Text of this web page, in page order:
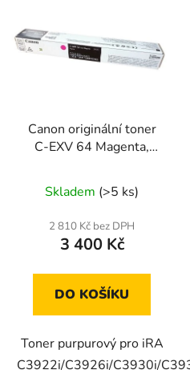
Canon originální toner
C-EXV 64 Magenta,
Skladem (>5 ks)
2 810 Kč bez DPH
3 400 Kč
DO KOŠÍKU
Toner purpurový pro iRA
C3922i/C3926i/C3930i/